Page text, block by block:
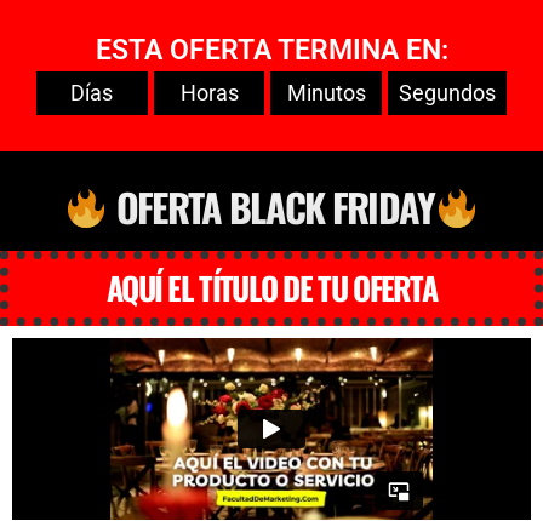
ESTA OFERTA TERMINA EN:
Días Horas Minutos Segundos
OFERTA BLACK FRIDAY
AQUÍ EL TÍTULO DE TU OFERTA